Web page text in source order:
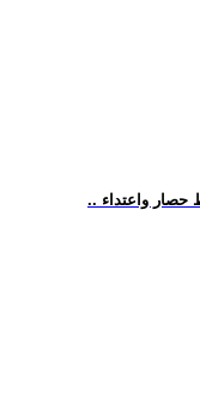
حصار واعتداء